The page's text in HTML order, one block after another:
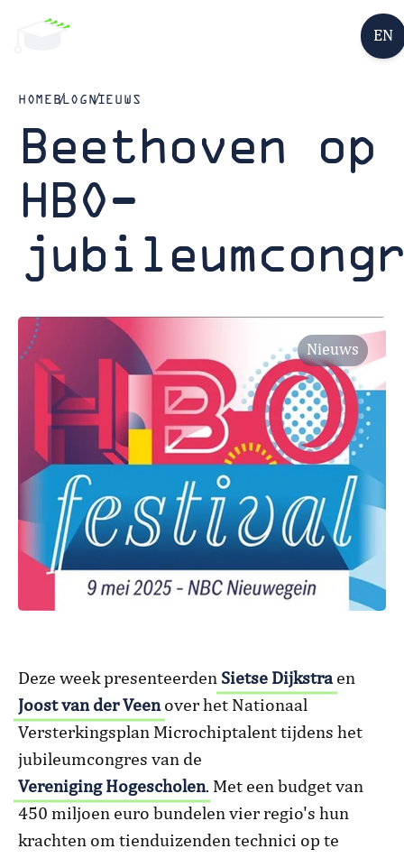
EN
HOMEBLOGNIEUWS
Beethoven op
HBO-
Nieuws
Deze week presenteerden Sietse Dijkstra en
Joost van der Veenover het Nationaal
Versterkingsplan Microchiptalent tijdens het
jubileumcongres van de
Vereniging Hogescholen. Met een budget van
450 miljoen euro bundelen vier regio's hun
krachten om tienduizenden technici op te